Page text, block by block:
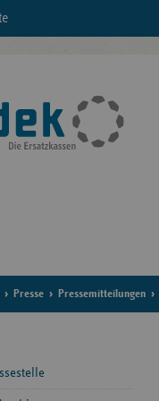
Presse Pressemitteilungen